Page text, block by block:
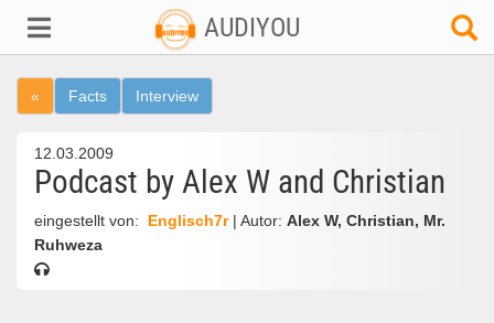
AUDIYOU
« Facts Interview
12.03.2009
Podcast by Alex W and Christian
eingestellt von: Englisch7r | Autor: Alex W, Christian, Mr.
Ruhweza